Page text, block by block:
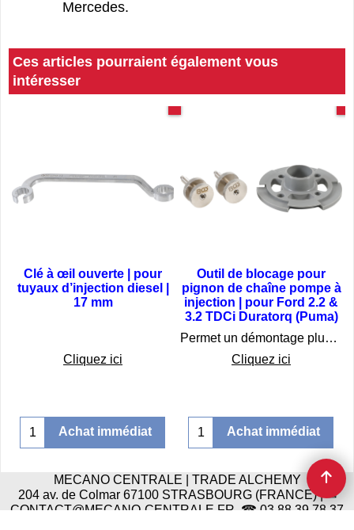
efficace et sûr des moteurs diesel
Ces articles pourraient également vous
Clé à œil ouverte | pour
tuyaux d’injection diesel |
€22.75
Outil de blocage pour
pignon de chaîne pompe à
injection | pour Ford 2.2 &
3.2 TDCi Duratorq (Puma)
€32.75
Achat immédiat
MECANO CENTRALE | TRADE ALCHEMY
204 av. de Colmar 67100 STRASBOURG (FRANCE) | ✉
CONTACT@MECANO-CENTRALE.FR ☎ 03 88 39 78 37